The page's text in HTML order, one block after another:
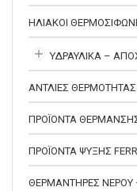
ΗΛΙΑΚΟΙ
ΥΔΡΑΥΛΙΚΑ –
ΑΝΤΛΙΕΣ ΘΕΡΜΟΤΗΤΑΣ
ΠΡΟΪΟΝΤΑ ΘΕΡΜΑΝΣΗΣ
ΠΡΟΪΟΝΤΑ ΨΥΞΗΣ
ΘΕΡΜΑΝΤΗΡΕΣ ΝΕΡΟΥ –